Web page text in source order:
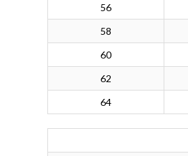
56
58
60
62
64